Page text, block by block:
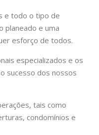
e todo o tipo de
planeado e uma
esforço de todos.
especializados e os
sucesso dos nossos
tais como
condomínios e